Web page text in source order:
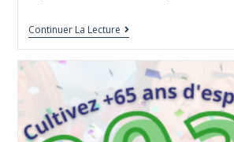
Continuer La Lecture